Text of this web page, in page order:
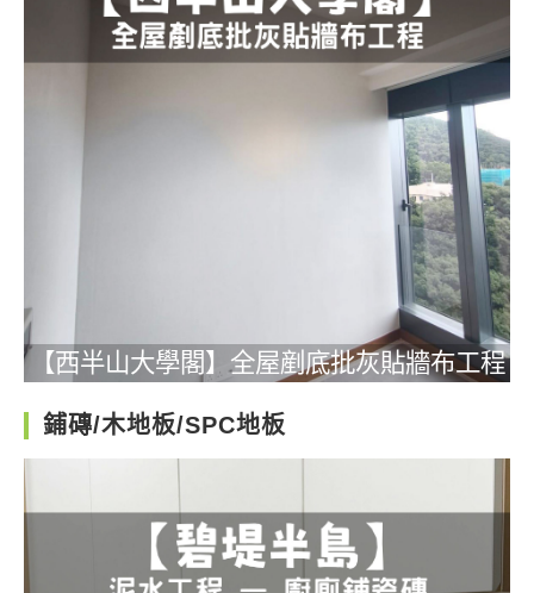
【西半山大學閣】全屋剷底批灰貼牆布工程
鋪磚/木地板/SPC地板